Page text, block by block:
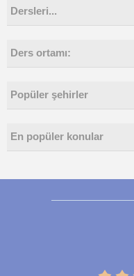
Dersleri...
Ders ortamı:
Popüler şehirler
En popüler konular